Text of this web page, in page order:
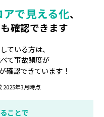
アで見える化、
確認できます
ている方は、
て事故頻度が
確認できています！
2025年3月時点
ことで